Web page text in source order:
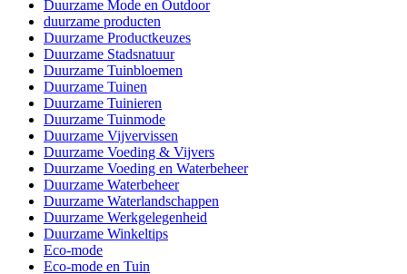
Duurzame Mode en Outdoor
duurzame producten
Duurzame Productkeuzes
Duurzame Stadsnatuur
Duurzame Tuinbloemen
Duurzame Tuinen
Duurzame Tuinieren
Duurzame Tuinmode
Duurzame Vijvervissen
Duurzame Voeding & Vijvers
Duurzame Voeding en Waterbeheer
Duurzame Waterbeheer
Duurzame Waterlandschappen
Duurzame Werkgelegenheid
Duurzame Winkeltips
Eco-mode
Eco-mode en Tuin